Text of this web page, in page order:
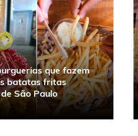
que fazem
batatas fritas
São Paulo